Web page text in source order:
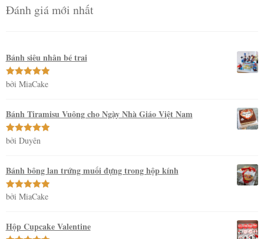
Đánh giá mới nhất
Bánh siêu nhân bé trai
Được xếp
bởi MiaCake
Bánh Tiramisu Vuông cho Ngày Nhà Giáo Việt Nam
Được xếp
bởi Duyên
Bánh bông lan trứng muối đựng trong hộp kính
Được xếp
bởi MiaCake
Hộp Cupcake Valentine